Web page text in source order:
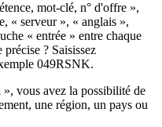
mot-clé, n° d'offre »,
« serveur », « anglais »,
« entrée » entre chaque
? Saisissez
049RSNK.
vous avez la possibilité de
une région, un pays ou